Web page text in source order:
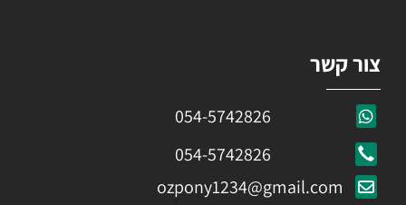
צור קשר
054-5742826
054-5742826
ozpony1234@gmail.com